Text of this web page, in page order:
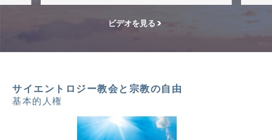
ビデオを見る
サイエントロジー教会と宗教の自由
基本的人権